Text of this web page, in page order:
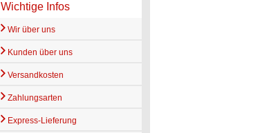
Wichtige Infos
Wir über uns
Kunden über uns
Versandkosten
Zahlungsarten
Express-Lieferung